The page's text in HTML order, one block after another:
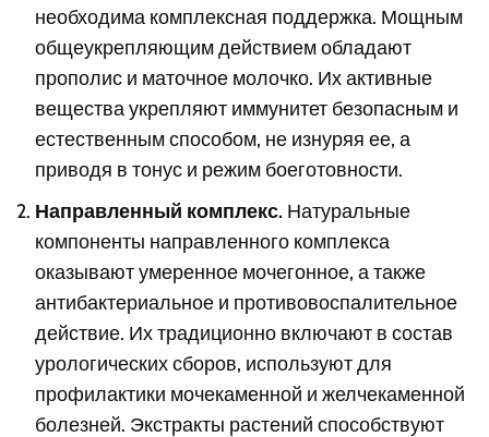
необходима комплексная поддержка. Мощным
общеукрепляющим действием обладают
прополис и маточное молочко. Их активные
вещества укрепляют иммунитет безопасным и
естественным способом, не изнуряя ее, а
приводя в тонус и режим боеготовности.
Направленный комплекс. Натуральные
компоненты направленного комплекса
оказывают умеренное мочегонное, а также
антибактериальное и противовоспалительное
действие. Их традиционно включают в состав
урологических сборов, используют для
профилактики мочекаменной и желчекаменной
болезней. Экстракты растений способствуют